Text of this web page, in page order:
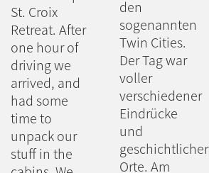
St. Croix
Retreat. After
one hour of
driving we
arrived, and
had some
time to
unpack our
stuff in the
den
sogenannten
Twin Cities.
Der Tag war
voller
verschiedener
Eindrücke
und
geschichtlicher
Orte. Am